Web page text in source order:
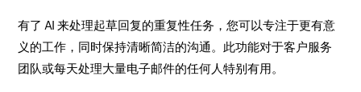
有了 AI 来处理起草回复的重复性任务，您可以专注于更有意
义的工作，同时保持清晰简洁的沟通。此功能对于客户服务
团队或每天处理大量电子邮件的任何人特别有用。